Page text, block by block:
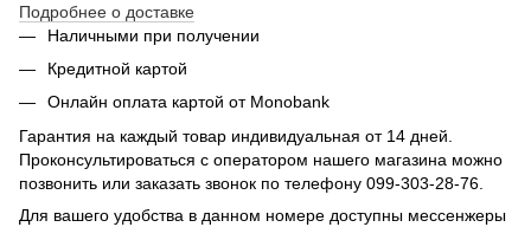
Подробнее о доставке
Наличными при получении
Кредитной картой
Онлайн оплата картой от Monobank
Гарантия на каждый товар индивидуальная от 14 дней.
Проконсультироваться с оператором нашего магазина можно
позвонить или заказать звонок по телефону 099-303-28-76.
Для вашего удобства в данном номере доступны мессенжеры